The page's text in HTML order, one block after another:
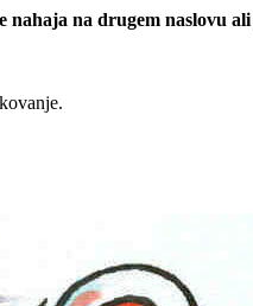
na drugem naslovu